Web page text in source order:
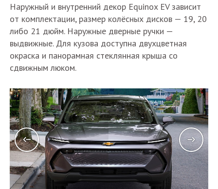
Наружный и внутренний декор Equinox EV зависит
от комплектации, размер колёсных дисков — 19, 20
либо 21 дюйм. Наружные дверные ручки —
выдвижные. Для кузова доступна двухцветная
окраска и панорамная стеклянная крыша со
сдвижным люком.